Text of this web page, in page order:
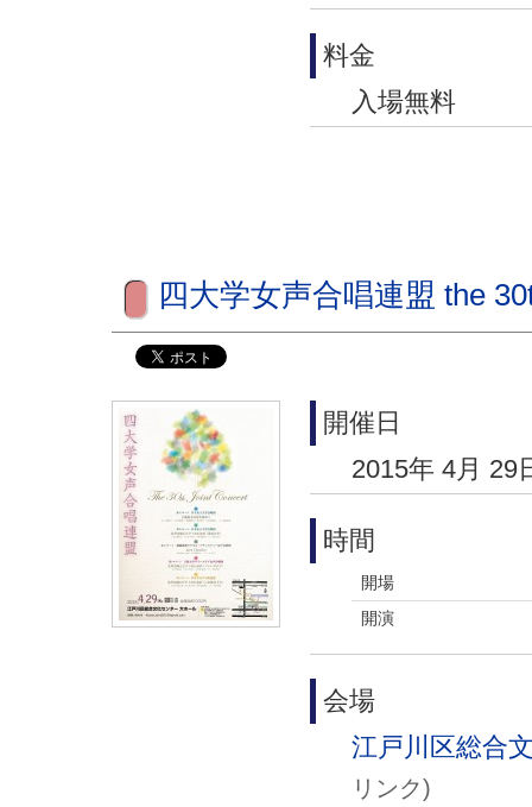
料金
入場無料
四大学女声合唱連盟 the
開催日
2015年 4月 29
時間
開場
開演
会場
江戸川区総合
リンク)